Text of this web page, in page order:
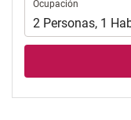
Ocupación
2 Personas, 1